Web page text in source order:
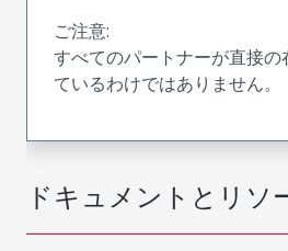
ドキュメントとリソ
ご注意:
すべてのパートナーが直接の
ているわけではありません。